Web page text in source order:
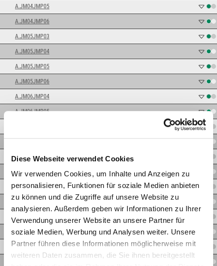
Diese Webseite verwendet Cookies
Wir verwenden Cookies, um Inhalte und Anzeigen zu
personalisieren, Funktionen für soziale Medien anbieten
zu können und die Zugriffe auf unsere Website zu
analysieren. Außerdem geben wir Informationen zu Ihrer
Verwendung unserer Website an unsere Partner für
soziale Medien, Werbung und Analysen weiter. Unsere
Partner führen diese Informationen möglicherweise mit
weiteren Daten zusammen, die Sie ihnen bereitgestellt
A.JM04JMP05
A.JM04JMP06
A.JM05JMP03
A.JM05JMP04
A.JM05JMP05
A.JM05JMP06
A.JM06JMP04
A.JM06JMP05
A.JM06JMP10
A.JM06JMP12
A.JM08JMP06
A.JM08JMP08
A.JM08JMP10
A.JM08JMP12
A.JM10JMP08